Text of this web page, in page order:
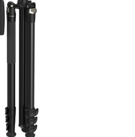
в комплектном
и
с регулируемым диапазоном